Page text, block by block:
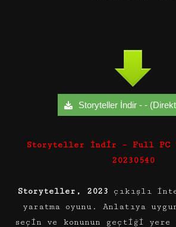
Storyteller İndir - -
Storyteller İndir – Full PC
20230540
Storyteller, 2023 çıkışlı
yaratma oyunu. Anlatıya
seçin ve konunun geçtiği yere